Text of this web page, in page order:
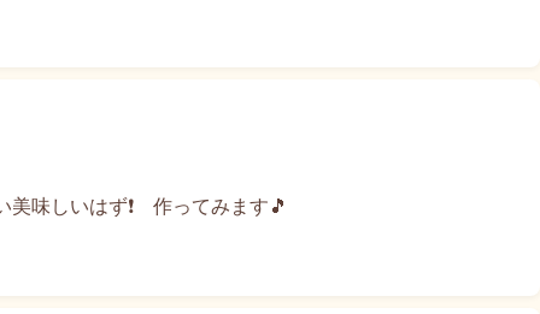
味しいはず❗ 作ってみます🎵